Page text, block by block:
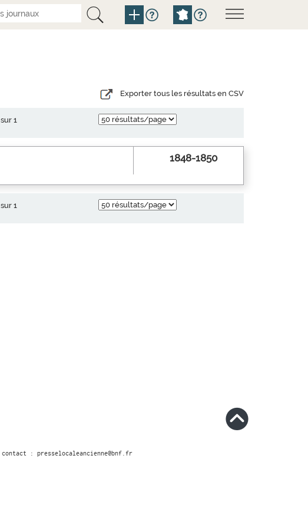
Exporter tous les résultats en CSV
sur 1
1848-1850
sur 1
contact : presselocaleancienne@bnf.fr